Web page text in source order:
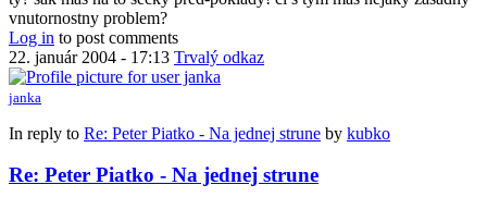
vnutornostny problem?
Log in to post comments
22. január 2004 - 17:13 Trvalý odkaz
janka
In reply to Re: Peter Piatko - Na jednej strune by kubko
Re: Peter Piatko - Na jednej strune